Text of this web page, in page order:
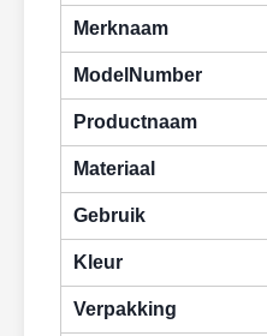
Merknaam
ModelNumber
Productnaam
Materiaal
Gebruik
Kleur
Verpakking